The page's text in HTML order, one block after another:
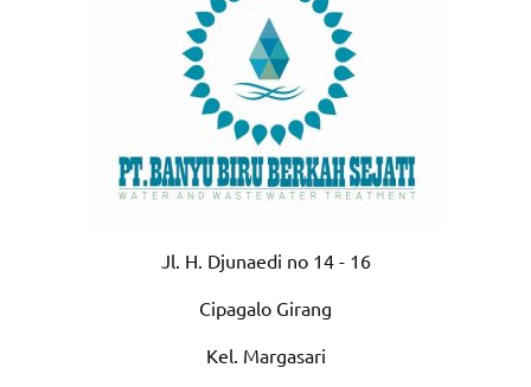
Jl. H. Djunaedi no 14 - 16
Cipagalo Girang
Kel. Margasari